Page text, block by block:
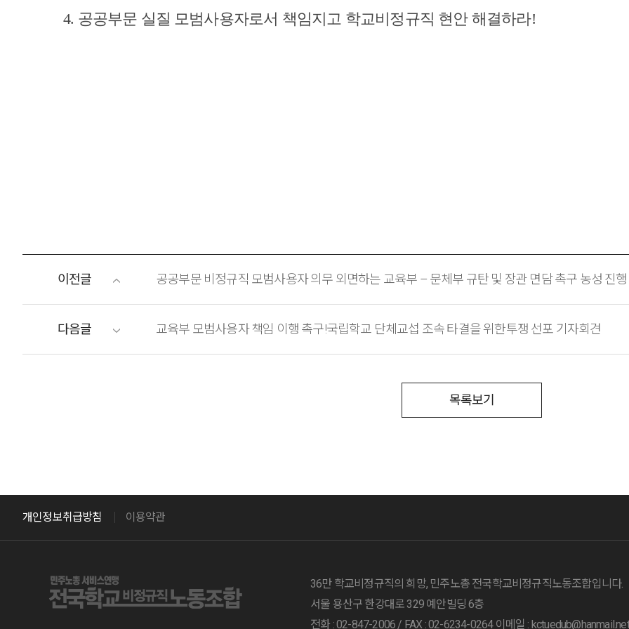
4. 공공부문 실질 모범사용자로서 책임지고 학교비정규직 현안 해결하라!
이전글 공공부문 비정규직 모범사용자 의무 외면하는 교육부 – 문체부 규탄 및 장관 면담 촉구 농성 진행
다음글 교육부 모범사용자 책임 이행 촉구!국립학교 단체교섭 조속 타결을 위한투쟁 선포 기자회견
목록보기
개인정보취급방침 이용약관
36만 학교비정규직의 희망, 민주노총 전국학교비정규직노동조합입니다.
서울 용산구 한강대로 329 예안빌딩 6층
전화 : 02-847-2006 / FAX : 02-6234-0264 이메일 : kctuedub@hanmail.net